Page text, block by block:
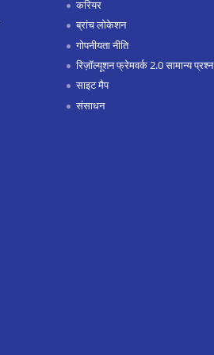
करियर
ब्रांच लोकेशन
गोपनीयता नीति
रिज़ॉल्यूशन फ्रेमवर्क 2.0 सामान्य प्रश्न
साइट मैप
संसाधन